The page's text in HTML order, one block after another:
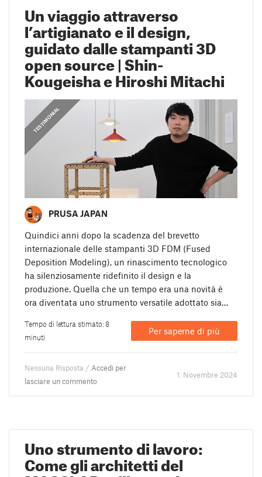
Un viaggio attraverso
l’artigianato e il design,
guidato dalle stampanti 3D
open source | Shin-
Kougeisha e Hiroshi Mitachi
PRUSA STORIES
TESTIMONIAL
PRUSA JAPAN
Quindici anni dopo la scadenza del brevetto
internazionale delle stampanti 3D FDM (Fused
Deposition Modeling), un rinascimento tecnologico
ha silenziosamente ridefinito il design e la
produzione. Quella che un tempo era una novità è
ora diventata uno strumento versatile adottato sia…
Tempo di lettura stimato: 8
minuti
Per saperne di più
Nessuna Risposta / Accedi per
lasciare un commento
1. Novembre 2024
Uno strumento di lavoro:
Come gli architetti del